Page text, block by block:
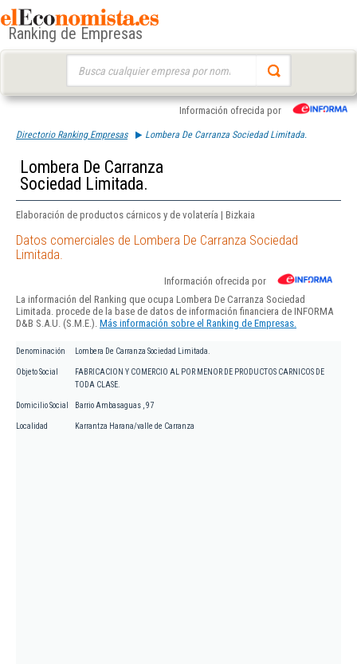
Ranking de Empresas
Información ofrecida por
Directorio Ranking Empresas Lombera De Carranza Sociedad Limitada.
Lombera De Carranza
Sociedad Limitada.
Elaboración de productos cárnicos y de volatería | Bizkaia
Datos comerciales de Lombera De Carranza Sociedad
Limitada.
Información ofrecida por
La información del Ranking que ocupa Lombera De Carranza Sociedad
Limitada. procede de la base de datos de información financiera de INFORMA
D&B S.A.U. (S.M.E.). Más información sobre el Ranking de Empresas.
Denominación Lombera De Carranza Sociedad Limitada.
Objeto Social
FABRICACION Y COMERCIO AL POR MENOR DE PRODUCTOS CARNICOS DE
TODA CLASE.
Domicilio Social Barrio Ambasaguas , 97
Localidad Karrantza Harana/valle de Carranza